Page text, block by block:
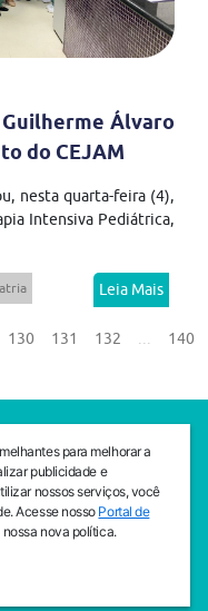
Álvaro
do CEJAM
nesta quarta-feira (4),
Intensiva Pediátrica,
Leia Mais
130 131 132 140
Paulo, 01503-001
Paulo, 01503-001
para melhorar a
publicidade e
nossos serviços, você
Acesse nosso Portal de
nova política.